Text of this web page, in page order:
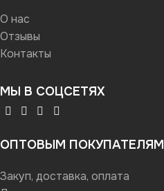
О нас
Отзывы
Контакты
МЫ В СОЦСЕТЯХ
ОПТОВЫМ ПОКУПАТЕЛЯМ
Закуп, доставка, оплата